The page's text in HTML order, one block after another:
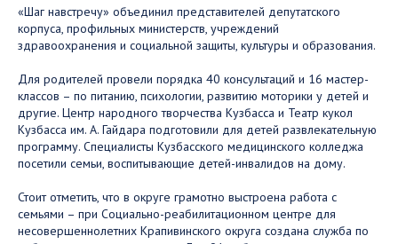
«Шаг навстречу» объединил представителей депутатского
корпуса, профильных министерств, учреждений
здравоохранения и социальной защиты, культуры и образования.
Для родителей провели порядка 40 консультаций и 16 мастер-
классов – по питанию, психологии, развитию моторики у детей и
другие. Центр народного творчества Кузбасса и Театр кукол
Кузбасса им. А. Гайдара подготовили для детей развлекательную
программу. Специалисты Кузбасского медицинского колледжа
посетили семьи, воспитывающие детей-инвалидов на дому.
Стоит отметить, что в округе грамотно выстроена работа с
семьями – при Социально-реабилитационном центре для
несовершеннолетних Крапивинского округа создана служба по